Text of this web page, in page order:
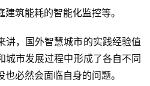
筑能耗的智能化监控等。
讲，国外智慧城市的实践经验值
城市发展过程中形成了各自不同
必然会面临自身的问题。